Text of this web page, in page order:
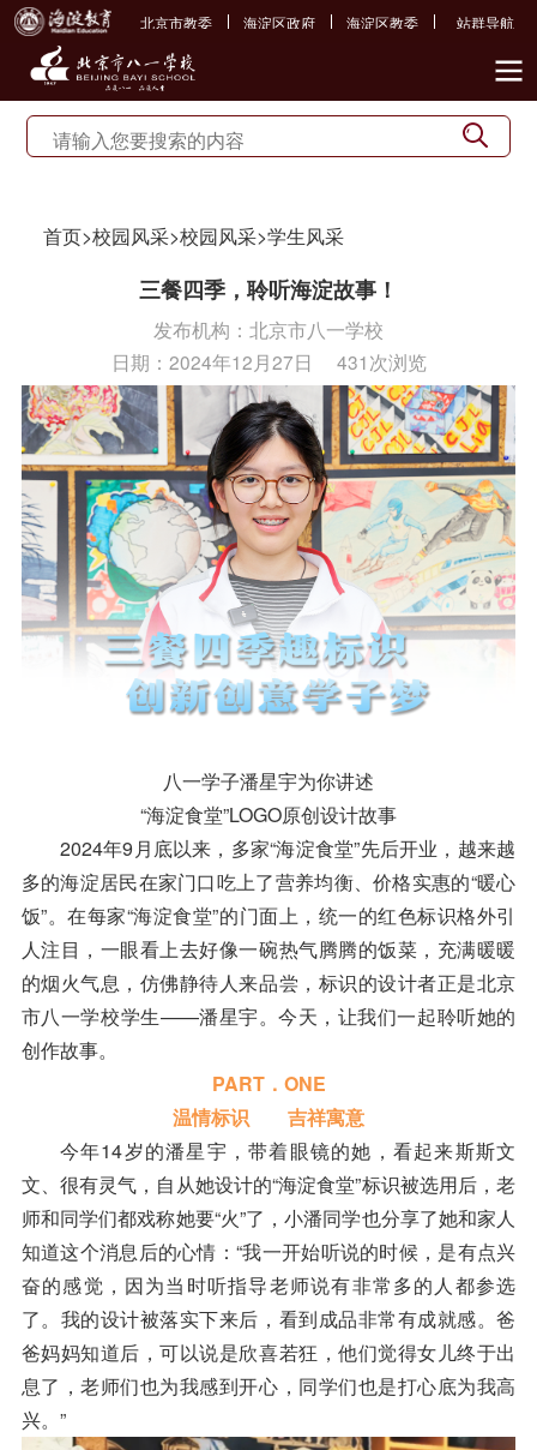
北京市教委 海淀区政府 海淀区教委 站群导航
首页>校园风采>校园风采>学生风采
三餐四季，聆听海淀故事！
发布机构： 北京市八一学校
日期： 2024年12月27日 431次浏览
八一学子潘星宇为你讲述
“海淀食堂”LOGO原创设计故事
2024年9月底以来，多家“海淀食堂”先后开业，越来越
多的海淀居民在家门口吃上了营养均衡、价格实惠的“暖心
饭”。在每家“海淀食堂”的门面上，统一的红色标识格外引
人注目，一眼看上去好像一碗热气腾腾的饭菜，充满暖暖
的烟火气息，仿佛静待人来品尝，标识的设计者正是北京
市八一学校学生——潘星宇。今天，让我们一起聆听她的
创作故事。
PART．ONE
温情标识 吉祥寓意
今年14岁的潘星宇，带着眼镜的她，看起来斯斯文
文、很有灵气，自从她设计的“海淀食堂”标识被选用后，老
师和同学们都戏称她要“火”了，小潘同学也分享了她和家人
知道这个消息后的心情：“我一开始听说的时候，是有点兴
奋的感觉，因为当时听指导老师说有非常多的人都参选
了。我的设计被落实下来后，看到成品非常有成就感。爸
爸妈妈知道后，可以说是欣喜若狂，他们觉得女儿终于出
息了，老师们也为我感到开心，同学们也是打心底为我高
兴。”